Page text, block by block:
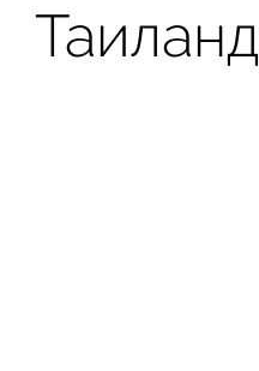
Таиланд